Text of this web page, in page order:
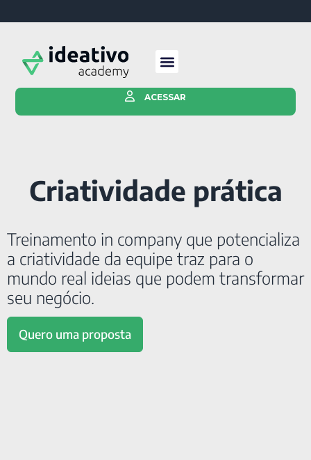
ACESSAR
Criatividade prática
Treinamento in company que potencializa
a criatividade da equipe traz para o
mundo real ideias que podem transformar
seu negócio.
Quero uma proposta